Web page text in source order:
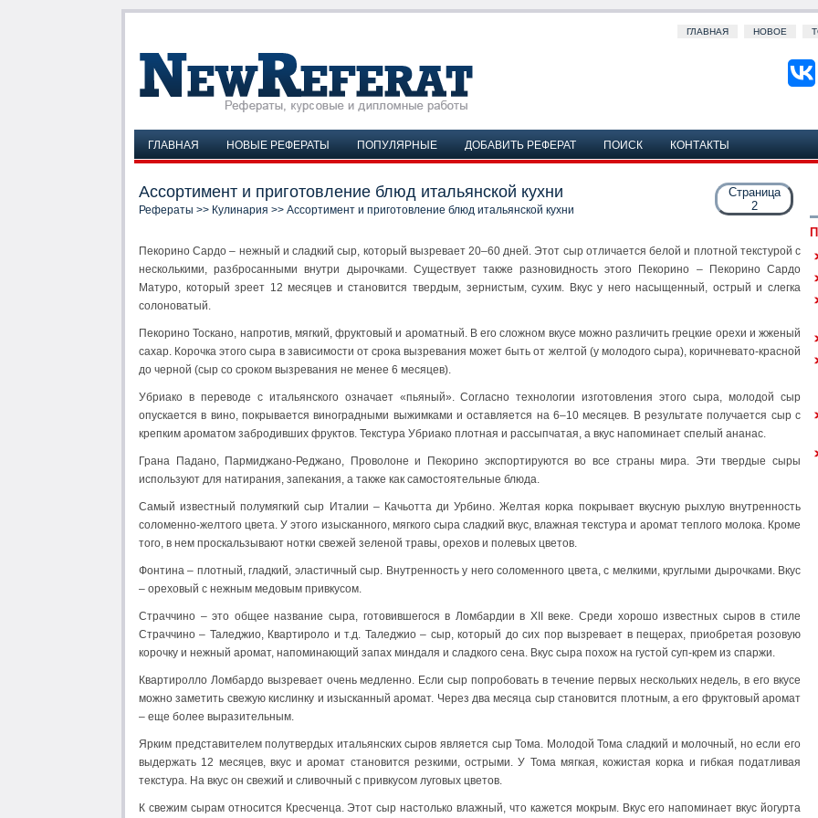
ГЛАВНАЯ НОВОЕ
ГЛАВНАЯ НОВЫЕ РЕФЕРАТЫ ПОПУЛЯРНЫЕ ДОБАВИТЬ РЕФЕРАТ ПОИСК КОНТАКТЫ
Страница
2
Ассортимент и приготовление блюд итальянской кухни
Рефераты >> Кулинария >> Ассортимент и приготовление блюд итальянской кухни
Пекорино Сардо – нежный и сладкий сыр, который вызревает 20–60 дней. Этот сыр отличается белой и плотной текстурой с
несколькими, разбросанными внутри дырочками. Существует также разновидность этого Пекорино – Пекорино Сардо
Матуро, который зреет 12 месяцев и становится твердым, зернистым, сухим. Вкус у него насыщенный, острый и слегка
солоноватый.
Пекорино Тоскано, напротив, мягкий, фруктовый и ароматный. В его сложном вкусе можно различить грецкие орехи и жженый
сахар. Корочка этого сыра в зависимости от срока вызревания может быть от желтой (у молодого сыра), коричневато-красной
до черной (сыр со сроком вызревания не менее 6 месяцев).
Убриако в переводе с итальянского означает «пьяный». Согласно технологии изготовления этого сыра, молодой сыр
опускается в вино, покрывается виноградными выжимками и оставляется на 6–10 месяцев. В результате получается сыр с
крепким ароматом забродивших фруктов. Текстура Убриако плотная и рассыпчатая, а вкус напоминает спелый ананас.
Грана Падано, Пармиджано-Реджано, Проволоне и Пекорино экспортируются во все страны мира. Эти твердые сыры
используют для натирания, запекания, а также как самостоятельные блюда.
Самый известный полумягкий сыр Италии – Качьотта ди Урбино. Желтая корка покрывает вкусную рыхлую внутренность
соломенно-желтого цвета. У этого изысканного, мягкого сыра сладкий вкус, влажная текстура и аромат теплого молока. Кроме
того, в нем проскальзывают нотки свежей зеленой травы, орехов и полевых цветов.
Фонтина – плотный, гладкий, эластичный сыр. Внутренность у него соломенного цвета, с мелкими, круглыми дырочками. Вкус
– ореховый с нежным медовым привкусом.
Страччино – это общее название сыра, готовившегося в Ломбардии в ХII веке. Среди хорошо известных сыров в стиле
Страччино – Таледжио, Квартироло и т.д. Таледжио – сыр, который до сих пор вызревает в пещерах, приобретая розовую
корочку и нежный аромат, напоминающий запах миндаля и сладкого сена. Вкус сыра похож на густой суп-крем из спаржи.
Квартиролло Ломбардо вызревает очень медленно. Если сыр попробовать в течение первых нескольких недель, в его вкусе
можно заметить свежую кислинку и изысканный аромат. Через два месяца сыр становится плотным, а его фруктовый аромат
– еще более выразительным.
Ярким представителем полутвердых итальянских сыров является сыр Тома. Молодой Тома сладкий и молочный, но если его
выдержать 12 месяцев, вкус и аромат становится резкими, острыми. У Тома мягкая, кожистая корка и гибкая податливая
текстура. На вкус он свежий и сливочный с привкусом луговых цветов.
К свежим сырам относится Кресченца. Этот сыр настолько влажный, что кажется мокрым. Вкус его напоминает вкус йогурта